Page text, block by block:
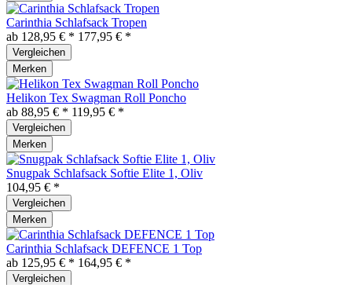
Carinthia Schlafsack Tropen
ab 128,95 € * 177,95 € *
Vergleichen
Merken
Helikon Tex Swagman Roll Poncho
ab 88,95 € * 119,95 € *
Vergleichen
Merken
Snugpak Schlafsack Softie Elite 1, Oliv
104,95 € *
Vergleichen
Merken
Carinthia Schlafsack DEFENCE 1 Top
ab 125,95 € * 164,95 € *
Vergleichen